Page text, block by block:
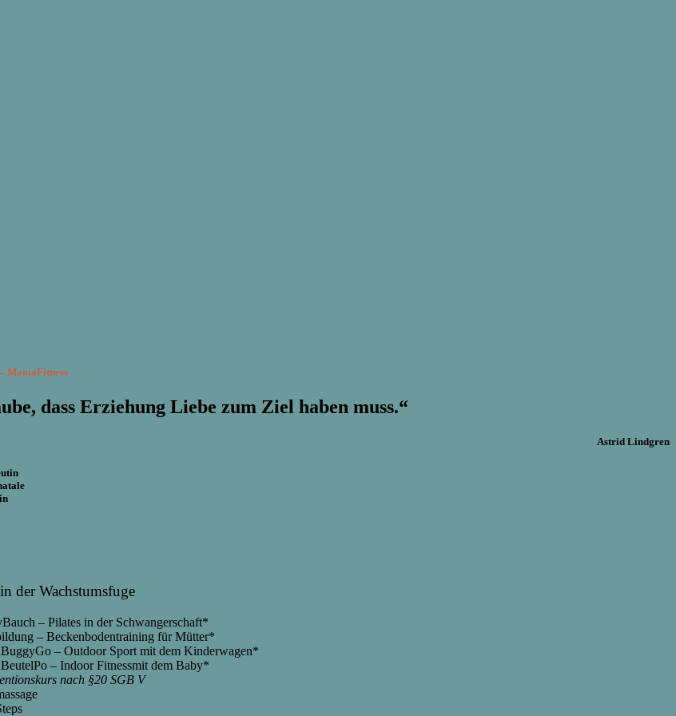
– MamaFitness
dass Erziehung Liebe zum Ziel haben muss.“
Astrid Lindgren
der Wachstumsfuge
– Pilates in der Schwangerschaft*
– Beckenbodentraining für Mütter*
– Outdoor Sport mit dem Kinderwagen*
– Indoor Fitnessmit dem Baby*
nach §20 SGB V